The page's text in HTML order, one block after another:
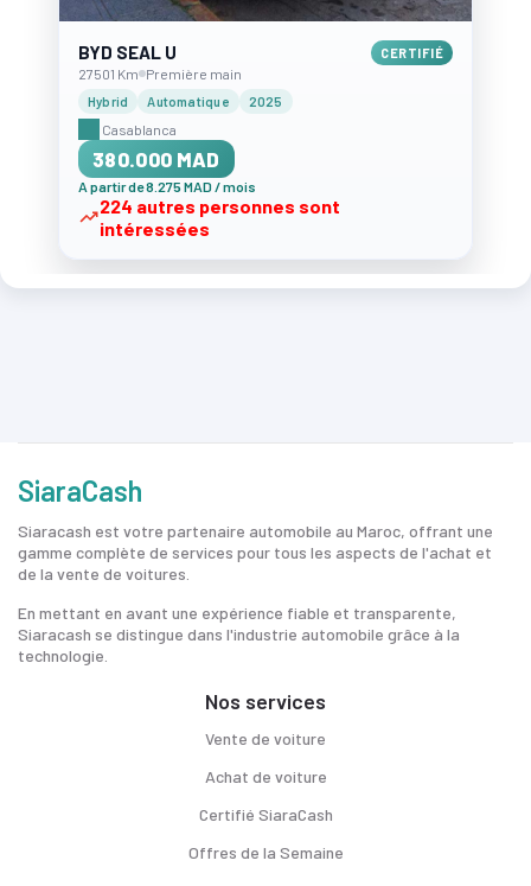
BYD SEAL U CERTIFIÉ
27501 Km Première main
Hybrid Automatique 2025
Casablanca
380.000 MAD
A partir de 8.275 MAD / mois
224 autres personnes sont
intéressées
SiaraCash
Siaracash est votre partenaire automobile au Maroc, offrant une
gamme complète de services pour tous les aspects de l'achat et
de la vente de voitures.
En mettant en avant une expérience fiable et transparente,
Siaracash se distingue dans l'industrie automobile grâce à la
technologie.
Nos services
Vente de voiture
Achat de voiture
Certifié SiaraCash
Offres de la Semaine